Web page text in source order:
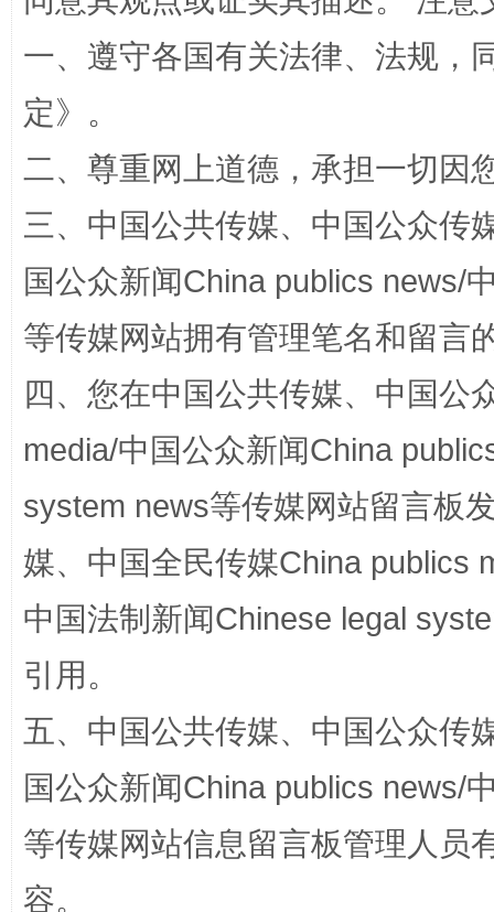
阿坝州三大球赛在茂县开幕 规模
国家大学科技园优化重塑工作
一、遵守各国有关法律、法规，
定》。
二、尊重网上道德，承担一切因
三、中国公共传媒、中国公众传
国公众新闻China publics news/
等传媒网站拥有管理笔名和留言
四、您在中国公共传媒、中国公
media/中国公众新闻China
system news等传媒网站留言板
媒、中国全民传媒China publics
中国法制新闻Chinese legal
引用。
五、中国公共传媒、中国公众传
国公众新闻China publics news/
等传媒网站信息留言板管理人员
容。